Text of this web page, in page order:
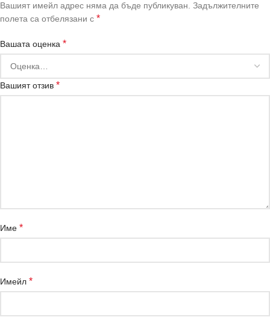
Вашият имейл адрес няма да бъде публикуван. Задължителните
полета са отбелязани с *
Вашата оценка *
Вашият отзив *
Име *
Имейл *